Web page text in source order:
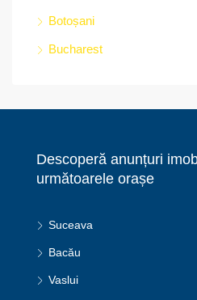
Botoșani
Bucharest
Descoperă anunțuri
următoarele orașe
Suceava
Bacău
Vaslui